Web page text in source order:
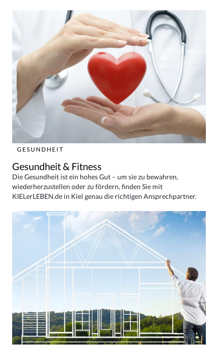
GESUNDHEIT
Gesundheit & Fitness
Die Gesundheit ist ein hohes Gut – um sie zu bewahren,
wiederherzustellen oder zu fördern, finden Sie mit
KIELerLEBEN.de in Kiel genau die richtigen Ansprechpartner.